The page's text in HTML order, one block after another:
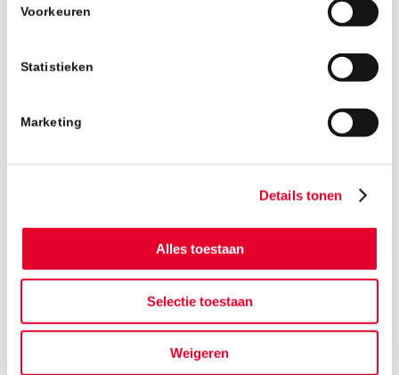
Voorkeuren
Statistieken
Marketing
Details tonen
Alles toestaan
Selectie toestaan
Weigeren